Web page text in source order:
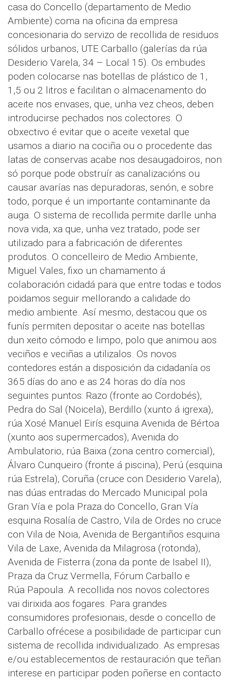
casa do Concello (departamento de Medio
Ambiente) coma na oficina da empresa
concesionaria do servizo de recollida de residuos
sólidos urbanos, UTE Carballo (galerías da rúa
Desiderio Varela, 34 – Local 15). Os embudes
poden colocarse nas botellas de plástico de 1,
1,5 ou 2 litros e facilitan o almacenamento do
aceite nos envases, que, unha vez cheos, deben
introducirse pechados nos colectores. O
obxectivo é evitar que o aceite vexetal que
usamos a diario na cociña ou o procedente das
latas de conservas acabe nos desaugadoiros, non
só porque pode obstruír as canalizacións ou
causar avarías nas depuradoras, senón, e sobre
todo, porque é un importante contaminante da
auga. O sistema de recollida permite darlle unha
nova vida, xa que, unha vez tratado, pode ser
utilizado para a fabricación de diferentes
produtos. O concelleiro de Medio Ambiente,
Miguel Vales, fixo un chamamento á
colaboración cidadá para que entre todas e todos
poidamos seguir mellorando a calidade do
medio ambiente. Así mesmo, destacou que os
funís permiten depositar o aceite nas botellas
dun xeito cómodo e limpo, polo que animou aos
veciños e veciñas a utilizalos. Os novos
contedores están a disposición da cidadanía os
365 días do ano e as 24 horas do día nos
seguintes puntos: Razo (fronte ao Cordobés),
Pedra do Sal (Noicela), Berdillo (xunto á igrexa),
rúa Xosé Manuel Eirís esquina Avenida de Bértoa
(xunto aos supermercados), Avenida do
Ambulatorio, rúa Baixa (zona centro comercial),
Álvaro Cunqueiro (fronte á piscina), Perú (esquina
rúa Estrela), Coruña (cruce con Desiderio Varela),
nas dúas entradas do Mercado Municipal pola
Gran Vía e pola Praza do Concello, Gran Vía
esquina Rosalía de Castro, Vila de Ordes no cruce
con Vila de Noia, Avenida de Bergantiños esquina
Vila de Laxe, Avenida da Milagrosa (rotonda),
Avenida de Fisterra (zona da ponte de Isabel II),
Praza da Cruz Vermella, Fórum Carballo e
Rúa Papoula. A recollida nos novos colectores
vai dirixida aos fogares. Para grandes
consumidores profesionais, desde o concello de
Carballo ofrécese a posibilidade de participar cun
sistema de recollida individualizado. As empresas
e/ou establecementos de restauración que teñan
interese en participar poden poñerse en contacto